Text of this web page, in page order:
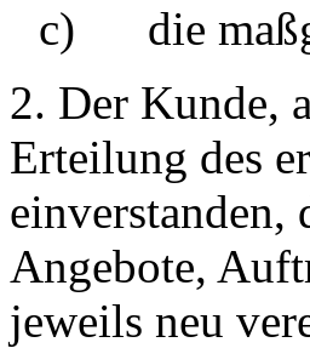
c)
die
2. Der Kunde,
Erteilung des
einverstanden,
Angebote,
jeweils neu